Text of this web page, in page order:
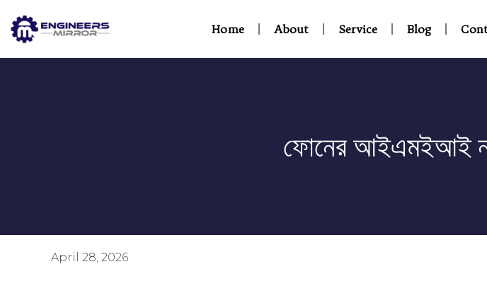
Home About Service Blog
ফোনের আইএমইআই
April 28, 2026